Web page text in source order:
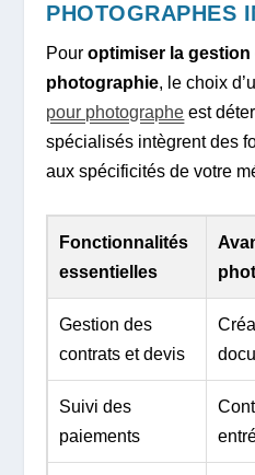
PHOTOGRAPHES
Pouroptimiser la
photographie, le choix
pour photographe est
spécialisés intègrent des
aux spécificités de votre
Fonctionnalités
essentielles
Gestion des
contrats et devis
Suivi des
paiements